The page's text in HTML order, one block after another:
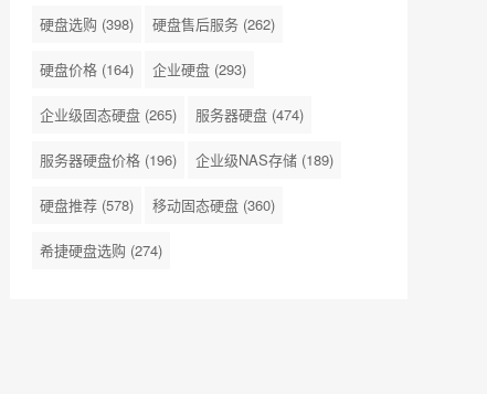
硬盘选购 (398) 硬盘售后服务 (262)
硬盘价格 (164) 企业硬盘 (293)
企业级固态硬盘 (265) 服务器硬盘 (474)
服务器硬盘价格 (196) 企业级NAS存储 (189)
硬盘推荐 (578) 移动固态硬盘 (360)
希捷硬盘选购 (274)